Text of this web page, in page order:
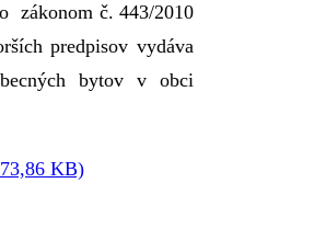
zákonom č. 443/2010
predpisov vydáva
bytov v obci
KB)